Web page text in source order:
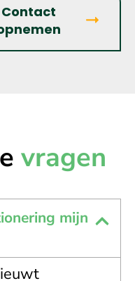
Contact
vragen
mijn